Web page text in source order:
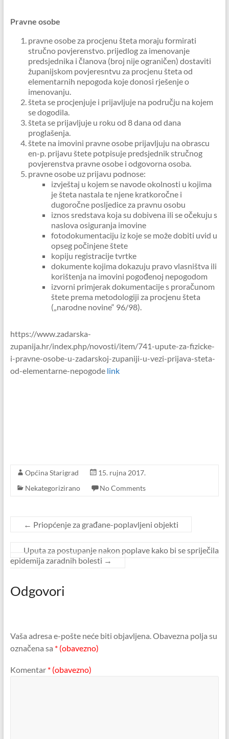
Pravne osobe
pravne osobe za procjenu šteta moraju formirati
stručno povjerenstvo. prijedlog za imenovanje
predsjednika i članova (broj nije ograničen) dostaviti
županijskom povjeresntvu za procjenu šteta od
elementarnih nepogoda koje donosi rješenje o
imenovanju.
šteta se procjenjuje i prijavljuje na području na kojem
se dogodila.
šteta se prijavljuje u roku od 8 dana od dana
proglašenja.
štete na imovini pravne osobe prijavljuju na obrascu
en-p. prijavu štete potpisuje predsjednik stručnog
povjerenstva pravne osobe i odgovorna osoba.
pravne osobe uz prijavu podnose:
izvještaj u kojem se navode okolnosti u kojima
je šteta nastala te njene kratkoročne i
dugoročne posljedice za pravnu osobu
iznos sredstava koja su dobivena ili se očekuju s
naslova osiguranja imovine
fotodokumentaciju iz koje se može dobiti uvid u
opseg počinjene štete
kopiju registracije tvrtke
dokumente kojima dokazuju pravo vlasništva ili
korištenja na imovini pogođenoj nepogodom
izvorni primjerak dokumentacije s proračunom
štete prema metodologiji za procjenu šteta
(„narodne novine“ 96/98).
https://www.zadarska-
zupanija.hr/index.php/novosti/item/741-upute-za-fizicke-
i-pravne-osobe-u-zadarskoj-zupaniji-u-vezi-prijava-steta-
od-elementarne-nepogode link
Općina Starigrad
15. rujna 2017.
Nekategorizirano
No Comments
← Priopćenje za građane-poplavljeni objekti
Uputa za postupanje nakon poplave kako bi se spriječila
epidemija zaradnih bolesti →
Odgovori
Vaša adresa e-pošte neće biti objavljena.Obavezna polja su
označena sa * (obavezno)
Komentar * (obavezno)